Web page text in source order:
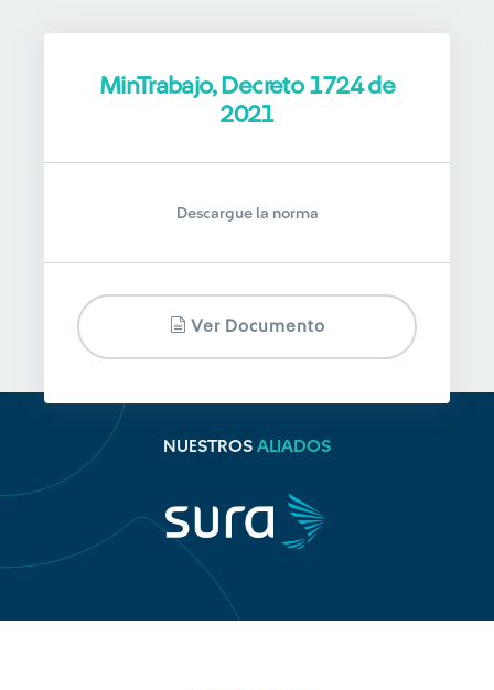
MinTrabajo, Decreto 1724 de
2021
Descargue la norma
Ver Documento
NUESTROS ALIADOS